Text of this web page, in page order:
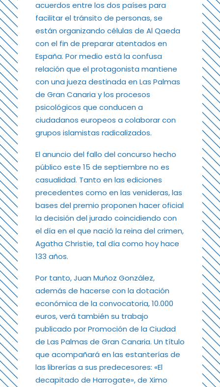
acuerdos entre los dos países para
facilitar el tránsito de personas, se
están organizando células de Al Qaeda
con el fin de preparar atentados en
España. Por medio está la confusa
relación que el protagonista mantiene
con una jueza destinada en Las Palmas
de Gran Canaria y los procesos
psicológicos que conducen a
ciudadanos europeos a colaborar con
grupos islamistas radicalizados.
El anuncio del fallo del concurso hecho
público este 15 de septiembre no es
casualidad. Tanto en las ediciones
precedentes como en las venideras, las
bases del premio proponen hacer oficial
la decisión del jurado coincidiendo con
el día en el que nació la reina del crimen,
Agatha Christie, tal día como hoy hace
133 años.
Por tanto, Juan Muñoz González,
además de hacerse con la dotación
económica de la convocatoria, 10.000
euros, verá también su trabajo
publicado por Promoción de la Ciudad
de Las Palmas de Gran Canaria. Un título
que acompañará en las estanterías de
las librerías a sus predecesores: «El
decapitado de Harrogate», de Ximo